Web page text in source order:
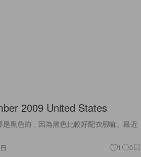
2009 United States
黑色的，因為黑色比較好配衣服嘛。最近
1 0